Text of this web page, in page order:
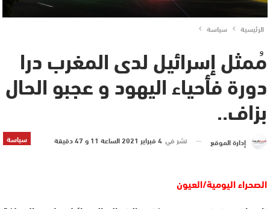
الرئيسية سياسة
مُمثل إسرائيل لدى المغرب درا
دورة فأحياء اليهود و عجبو الحال
بزاف..
سياسة إدارة الموقع نشر في 4 فبراير 2021 الساعة 11 و 47 دقيقة
الصحراء اليومية/العيون